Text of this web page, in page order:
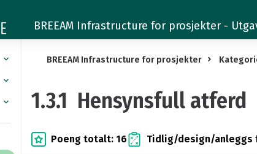
BREEAM Infrastructure for prosjekter -
BREEAM Infrastructure for prosjekter
1.3.1 Hensynsfull atferd
Poeng totalt: 16 Tidlig/design/anleggs